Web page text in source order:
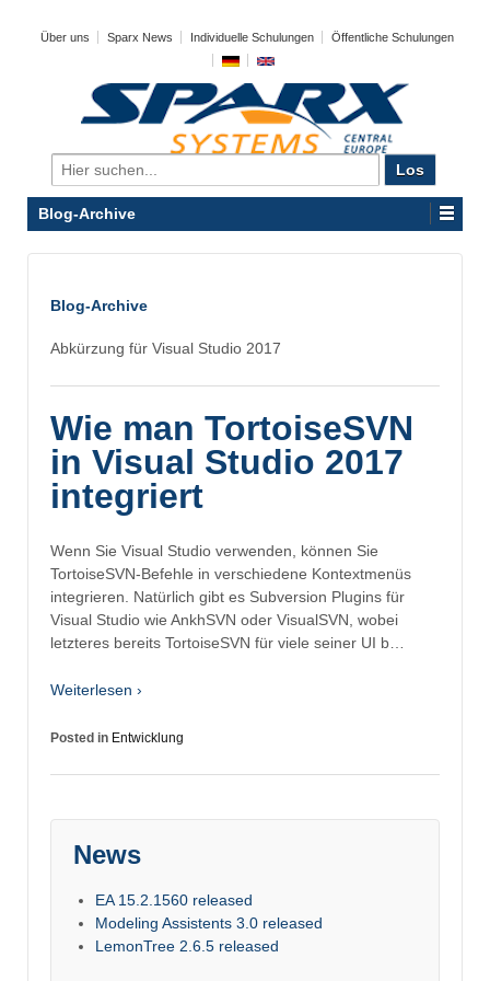
Über uns Sparx News Individuelle Schulungen Öffentliche Schulungen
Search
for:
Blog-Archive
Blog-Archive
Abkürzung für Visual Studio 2017
Wie man TortoiseSVN
in Visual Studio 2017
integriert
Wenn Sie Visual Studio verwenden, können Sie
TortoiseSVN-Befehle in verschiedene Kontextmenüs
integrieren. Natürlich gibt es Subversion Plugins für
Visual Studio wie AnkhSVN oder VisualSVN, wobei
letzteres bereits TortoiseSVN für viele seiner UI b…
Weiterlesen ›
Posted in Entwicklung
News
EA 15.2.1560 released
Modeling Assistents 3.0 released
LemonTree 2.6.5 released